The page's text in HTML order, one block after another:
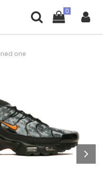
one